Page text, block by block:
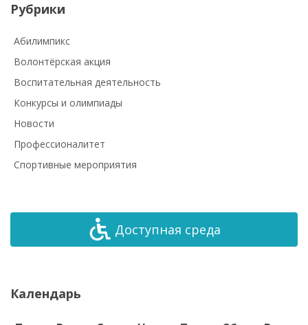
Рубрики
Абилимпикс
Волонтёрская акция
Воспитательная деятельность
Конкурсы и олимпиады
Новости
Профессионалитет
Спортивные мероприятия
Доступная среда
Календарь